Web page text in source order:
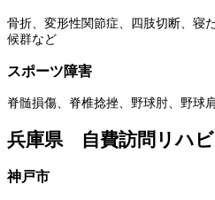
骨折、変形性関節症、四肢切断、寝
候群など
スポーツ障害
脊髄損傷、脊椎捻挫、野球肘、野球
兵庫県 自費訪問リハ
神戸市